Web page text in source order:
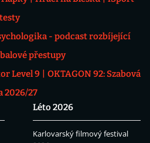
- podcast rozbíjející
přestupy
Level 9
OKTAGON 92: Szabová
2026/27
Léto 2026
Karlovarský filmový festival